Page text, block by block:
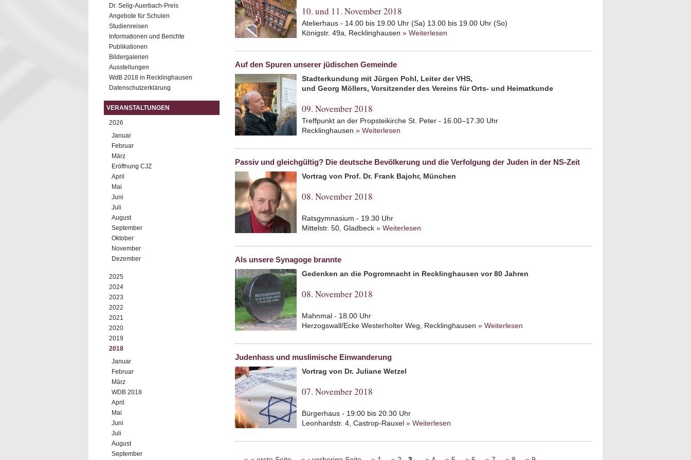
Dr. Selig-Auerbach-Preis
Angebote für Schulen
Studienreisen
Informationen und Berichte
Publikationen
Bildergalerien
Ausstellungen
WdB 2018 in Recklinghausen
Datenschutzerklärung
VERANSTALTUNGEN
2026
Januar
Februar
März
Eröffnung CJZ
April
Mai
Juni
Juli
August
September
Oktober
November
Dezember
2025
2024
2023
2022
2021
2020
2019
2018
Januar
Februar
März
WDB 2018
April
Mai
Juni
Juli
August
September
10. und 11. November 2018
Atelierhaus - 14.00 bis 19.00 Uhr (Sa) 13.00 bis 19.00 Uhr (So)
Königstr. 49a, Recklinghausen » Weiterlesen
Auf den Spuren unserer jüdischen Gemeinde
Stadterkundung mit Jürgen Pohl, Leiter der VHS,
und Georg Möllers, Vorsitzender des Vereins für Orts- und Heimatkunde
09. November 2018
Treffpunkt an der Propsteikirche St. Peter - 16.00–17.30 Uhr
Recklinghausen » Weiterlesen
Passiv und gleichgültig? Die deutsche Bevölkerung und die Verfolgung der Juden in der NS-Zeit
Vortrag von Prof. Dr. Frank Bajohr, München
08. November 2018
Ratsgymnasium - 19.30 Uhr
Mittelstr. 50, Gladbeck » Weiterlesen
Zeit
Als unsere Synagoge brannte
Gedenken an die Pogromnacht in Recklinghausen vor 80 Jahren
08. November 2018
Mahnmal - 18.00 Uhr
Herzogswall/Ecke Westerholter Weg, Recklinghausen » Weiterlesen
Judenhass und muslimische Einwanderung
Vortrag von Dr. Juliane Wetzel
07. November 2018
Bürgerhaus - 19:00 bis 20:30 Uhr
Leonhardstr. 4, Castrop-Rauxel » Weiterlesen
Seiten